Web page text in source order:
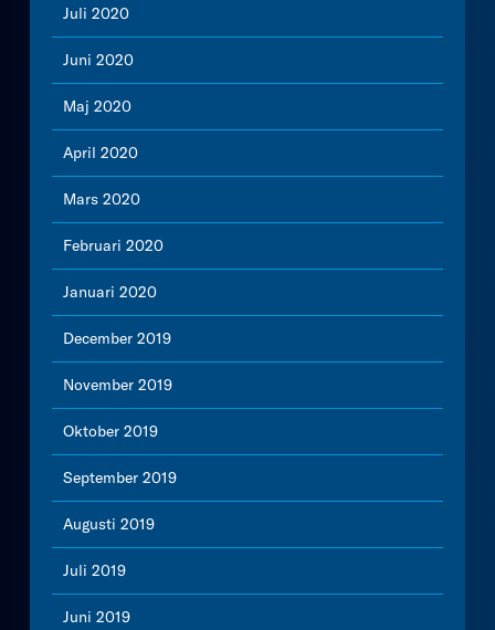
Juli 2020
Juni 2020
Maj 2020
April 2020
Mars 2020
Februari 2020
Januari 2020
December 2019
November 2019
Oktober 2019
September 2019
Augusti 2019
Juli 2019
Juni 2019